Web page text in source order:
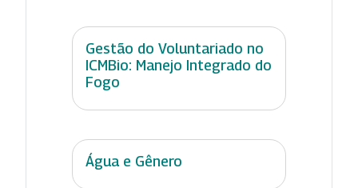
Gestão do Voluntariado no
ICMBio: Manejo Integrado do
Fogo
Água e Gênero